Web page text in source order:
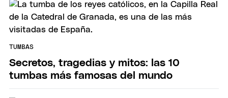
TUMBAS
Secretos, tragedias y mitos: las 10
tumbas más famosas del mundo